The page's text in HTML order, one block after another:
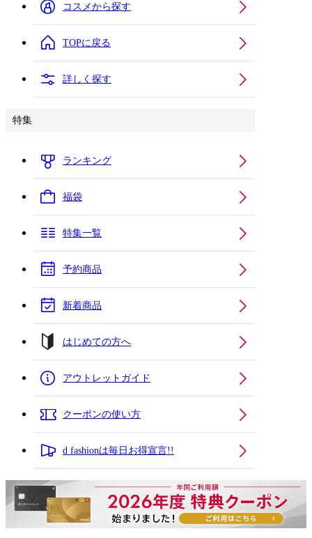
コスメから探す
TOPに戻る
詳しく探す
特集
ランキング
福袋
特集一覧
予約商品
新着商品
はじめての方へ
アウトレットガイド
クーポンの使い方
d fashionは毎日お得宣言!!